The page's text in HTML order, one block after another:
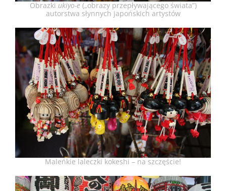
Obrazki ukiyo-e(„obrazy przepływającego świata”)
autorstwa słynnych japońskich artystów
Maleńkie laleczki kokeshi – na szczęście!